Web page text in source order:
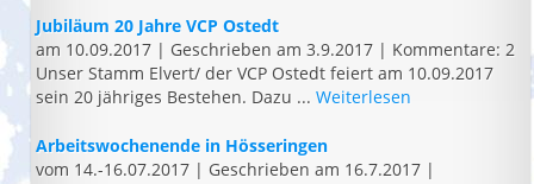
Jubiläum 20 Jahre VCP Ostedt
am 10.09.2017 | Geschrieben am 3.9.2017 | Kommentare: 2
Unser Stamm Elvert/ der VCP Ostedt feiert am 10.09.2017
sein 20 jähriges Bestehen. Dazu ... Weiterlesen
Arbeitswochenende in Hösseringen
vom 14.-16.07.2017 | Geschrieben am 16.7.2017 |